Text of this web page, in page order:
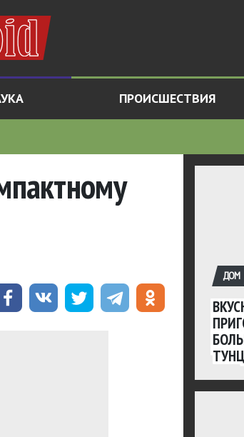
ПРОИСШЕСТВИЯ
ДОМ